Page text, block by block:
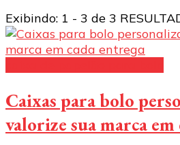
Exibindo: 1 - 3 de 3
Caixas para bolo
valorize sua marca